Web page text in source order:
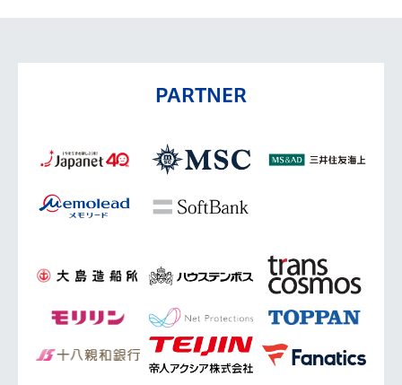
PARTNER